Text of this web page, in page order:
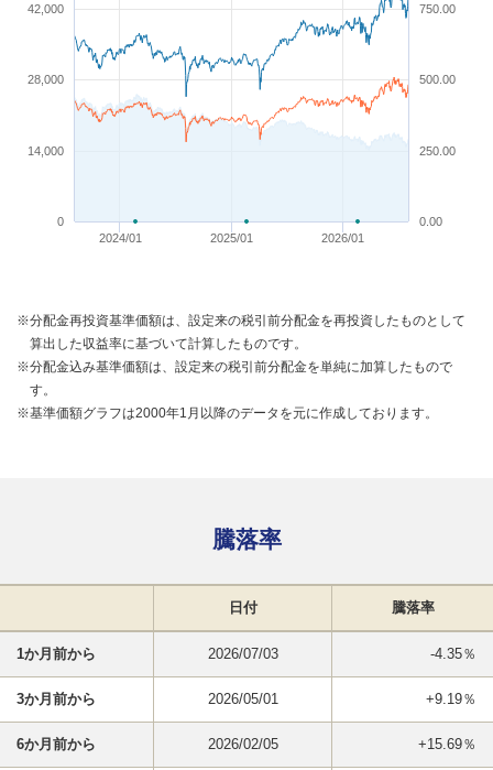
2024/01 2025/01 2026/01
0
14,000
28,000
42,000
0.00
250.00
500.00
750.00
※分配金再投資基準価額は、設定来の税引前分配金を再投資したものとして
算出した収益率に基づいて計算したものです。
※分配金込み基準価額は、設定来の税引前分配金を単純に加算したもので
す。
※基準価額グラフは2000年1月以降のデータを元に作成しております。
騰落率
日付 騰落率
1か月前から 2026/07/03 -4.35％
3か月前から 2026/05/01 +9.19％
6か月前から 2026/02/05 +15.69％